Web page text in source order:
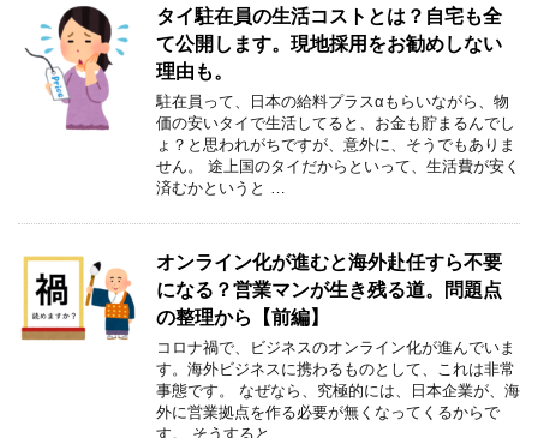
タイ駐在員の生活コストとは？自宅も全
て公開します。現地採用をお勧めしない
理由も。
駐在員って、日本の給料プラスαもらいながら、物
価の安いタイで生活してると、お金も貯まるんでし
ょ？と思われがちですが、意外に、そうでもありま
せん。 途上国のタイだからといって、生活費が安く
済むかというと …
オンライン化が進むと海外赴任すら不要
になる？営業マンが生き残る道。問題点
の整理から【前編】
コロナ禍で、ビジネスのオンライン化が進んでいま
す。海外ビジネスに携わるものとして、これは非常
事態です。 なぜなら、究極的には、日本企業が、海
外に営業拠点を作る必要が無くなってくるからで
す。 そうすると …